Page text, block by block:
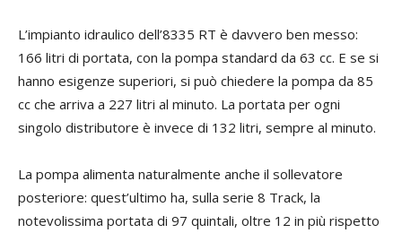
L’impianto idraulico dell’8335 RT è davvero ben messo:
166 litri di portata, con la pompa standard da 63 cc. E se si
hanno esigenze superiori, si può chiedere la pompa da 85
cc che arriva a 227 litri al minuto. La portata per ogni
singolo distributore è invece di 132 litri, sempre al minuto.
La pompa alimenta naturalmente anche il sollevatore
posteriore: quest’ultimo ha, sulla serie 8 Track, la
notevolissima portata di 97 quintali, oltre 12 in più rispetto